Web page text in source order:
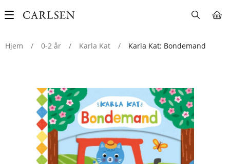
Main
Hjem
/ 0-2 år / Karla Kat / Karla Kat: Bondemand